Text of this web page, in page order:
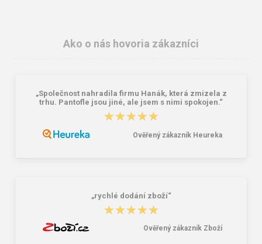
Lee Cooper LCW-26-07-4152M
Demar Detské gumáky zateplené
Ako o nás hovoria zákazníci
„Společnost nahradila firmu Hanák, která zmizela z
trhu. Pantofle jsou jiné, ale jsem s nimi spokojen.“
★★★★★
★★★★★
Ověřený zákazník Heureka
„rychlé dodání zboží“
★★★★★
★★★★★
Ověřený zákazník Zboží